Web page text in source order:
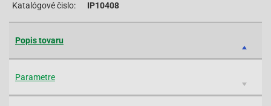
Katalógové čislo: IP10408
Popis tovaru
Parametre